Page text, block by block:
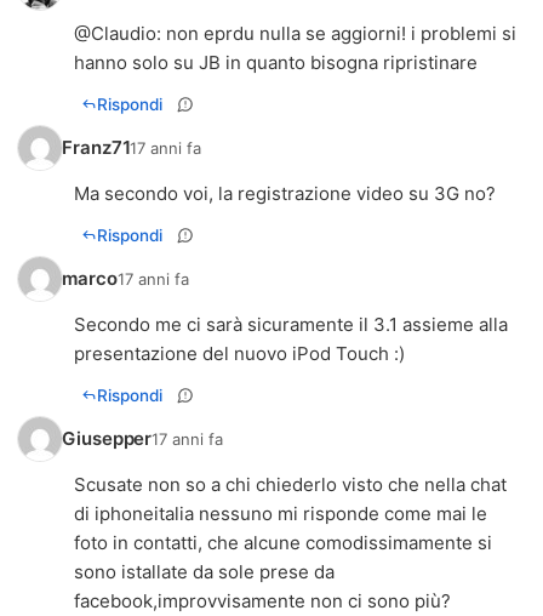
@Claudio: non eprdu nulla se aggiorni! i problemi si
hanno solo su JB in quanto bisogna ripristinare
Rispondi
Franz7117 anni fa
Ma secondo voi, la registrazione video su 3G no?
Rispondi
marco17 anni fa
Secondo me ci sarà sicuramente il 3.1 assieme alla
presentazione del nuovo iPod Touch :)
Rispondi
Giusepper17 anni fa
Scusate non so a chi chiederlo visto che nella chat
di iphoneitalia nessuno mi risponde come mai le
foto in contatti, che alcune comodissimamente si
sono istallate da sole prese da
facebook,improvvisamente non ci sono più?